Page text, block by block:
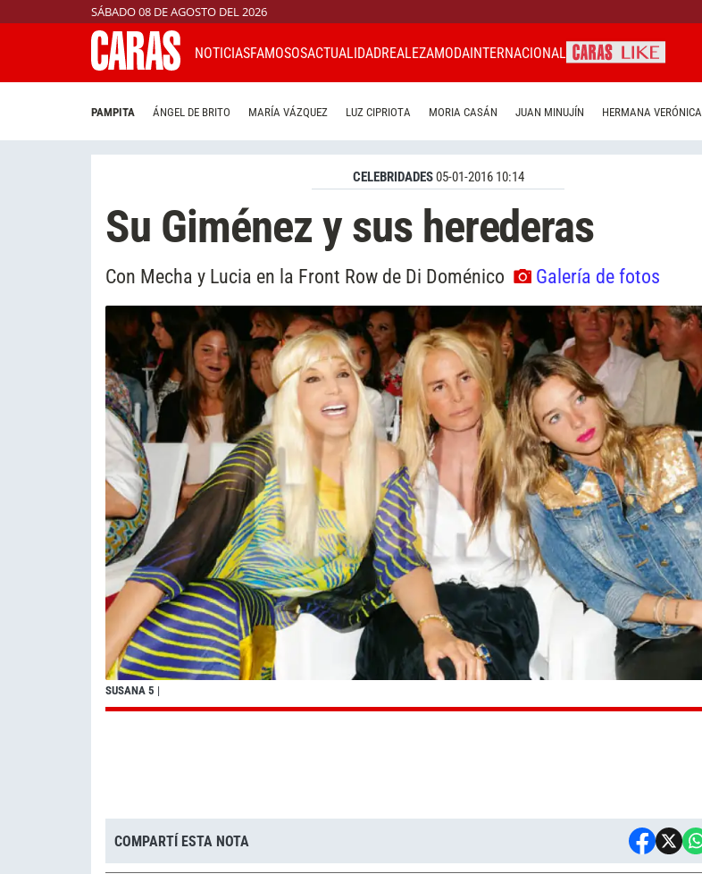
SÁBADO 08 DE AGOSTO DEL 2026
NOTICIASFAMOSOSACTUALIDADREALEZAMODAINTERNACIONAL
PAMPITA ÁNGEL DE BRITO MARÍA VÁZQUEZ LUZ CIPRIOTA MORIA CASÁN JUAN MINUJÍN HERMANA VERÓNICA
CELEBRIDADES05-01-2016 10:14
Su Giménez y sus herederas
Con Mecha y Lucia en la Front Row de Di Doménico Galería de fotos
SUSANA 5 |
COMPARTÍ ESTA NOTA